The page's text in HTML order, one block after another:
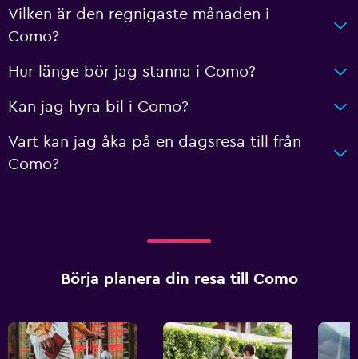
Vilken är den regnigaste månaden i
Como?
Hur länge bör jag stanna i Como?
Kan jag hyra bil i Como?
Vart kan jag åka på en dagsresa till från
Como?
Börja planera din resa till Como